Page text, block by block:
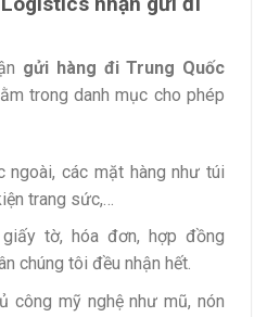
gửi hàng đi Trung Quốc
trong danh mục cho phép
ngoài, các mặt hàng như túi
trang sức,…
tờ, hóa đơn, hợp đồng
chúng tôi đều nhận hết.
công mỹ nghệ như mũ, nón